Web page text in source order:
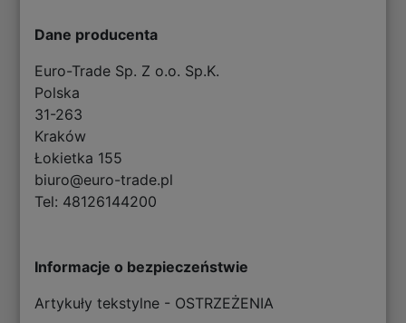
Dane producenta
Euro-Trade Sp. Z o.o. Sp.K.
Polska
31-263
Kraków
Łokietka 155
biuro@euro-trade.pl
Tel: 48126144200
Informacje o bezpieczeństwie
Artykuły tekstylne - OSTRZEŻENIA